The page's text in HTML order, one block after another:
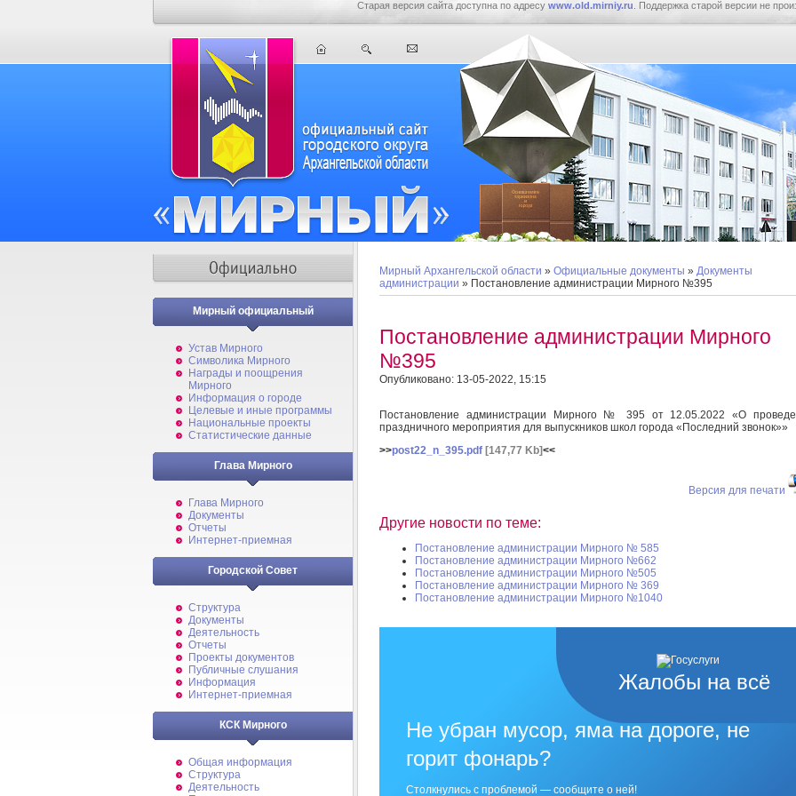
Старая версия сайта доступна по адресу www.old.mirniy.ru . Поддержка старой версии не
Мирный официальный
Устав Мирного
Символика Мирного
Награды и поощрения
Мирного
Информация о городе
Целевые и иные программы
Национальные проекты
Статистические данные
Глава Мирного
Глава Мирного
Документы
Отчеты
Интернет-приемная
Городской Совет
Структура
Документы
Деятельность
Отчеты
Проекты документов
Публичные слушания
Информация
Интернет-приемная
КСК Мирного
Общая информация
Структура
Деятельность
Мирный Архангельской области » Официальные документы » Документы
администрации » Постановление администрации Мирного №395
Постановление администрации Мирного
№395
Опубликовано: 13-05-2022, 15:15
Постановление администрации Мирного № 395 от 12.05.2022 «О
праздничного мероприятия для выпускников школ города «Последний звонок»»
>>post22_n_395.pdf [147,77 Kb]<<
Версия для печати
Другие новости по теме:
Постановление администрации Мирного № 585
Постановление администрации Мирного №662
Постановление администрации Мирного №505
Постановление администрации Мирного № 369
Постановление администрации Мирного №1040
Жалобы на всё
Не убран мусор, яма на дороге, не
горит фонарь?
Столкнулись с проблемой — сообщите о ней!